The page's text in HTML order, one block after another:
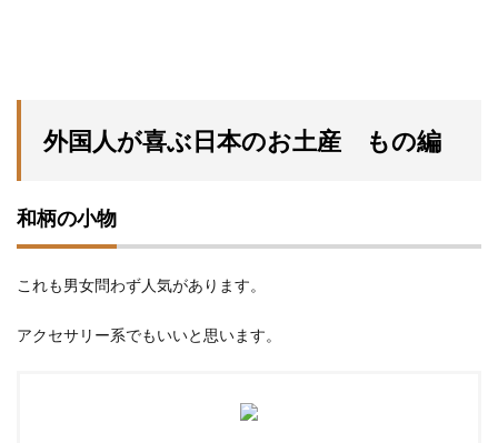
外国人が喜ぶ日本のお土産 もの編
和柄の小物
これも男女問わず人気があります。
アクセサリー系でもいいと思います。